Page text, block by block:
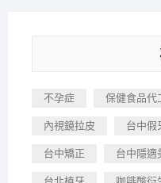
不孕症 保健食品代
內視鏡拉皮 台中假
台中矯正 台中隱適